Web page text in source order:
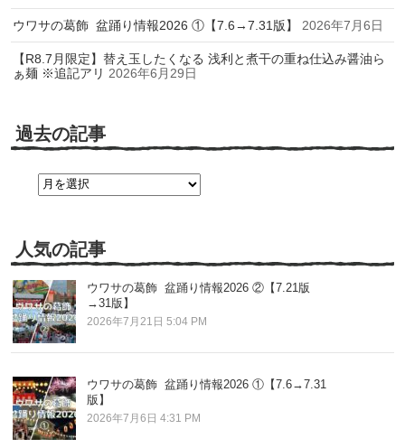
ウワサの葛飾 盆踊り情報2026 ①【7.6→7.31版】 2026年7月6日
【R8.7月限定】替え玉したくなる 浅利と煮干の重ね仕込み醤油ら
ぁ麺 ※追記アリ 2026年6月29日
過去の記事
人気の記事
ウワサの葛飾 盆踊り情報2026 ②【7.21版
→31版】
2026年7月21日 5:04 PM
ウワサの葛飾 盆踊り情報2026 ①【7.6→7.31
版】
2026年7月6日 4:31 PM